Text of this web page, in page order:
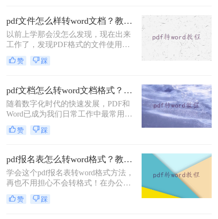
何软件或担心兼容性问题，在线转换
工具是一个很好的解决方案。本文将
介绍电脑上怎么pdf转word，以实现快
速、简便的文件转换。
pdf文件怎么样转word文档？教你3个方法！
以前上学那会没怎么发现，现在出来
工作了，发现PDF格式的文件使用率
很高，领导发你一份资料，是PDF格
式的，公司发布的各种通知，是PDF
也是PDF格式的，看来职场上PDF文
件十分的受欢迎，稍微了解一下就知
道为什么呢，原来是因为PDF文件在
传输和阅读上不会受任何条件影响，
不像其他文档，如果换个低版本的软
件打开，可能会出现不兼容，或者是
赞 踩
pdf文档怎么转word文档格式？来试试转转大师的两种转换方式！
随着数字化时代的快速发展，PDF和
Word已成为我们日常工作中最常用的
两种文件格式。有时，我们需要将
PDF文件的内容编辑或重新排版，这
足这一需求，市面上出现了许多PDF
转Word的转换工具，其中转转大师以
其高效、稳定和精准的特点受到了广
泛好评。那么pdf文档怎么转word文档
格式呢？本文将为您详细介绍使用转
转大师将PDF文档转换为Word文档格
赞 踩
pdf报名表怎么转word格式？教你三种好用的方法！
学会这个pdf报名表转word格式方法，
再也不用担心不会转格式！在办公中
我们经常会用到PDF文件，而PDF文
件确实也很便利，在阅读和分享上极
赞 踩